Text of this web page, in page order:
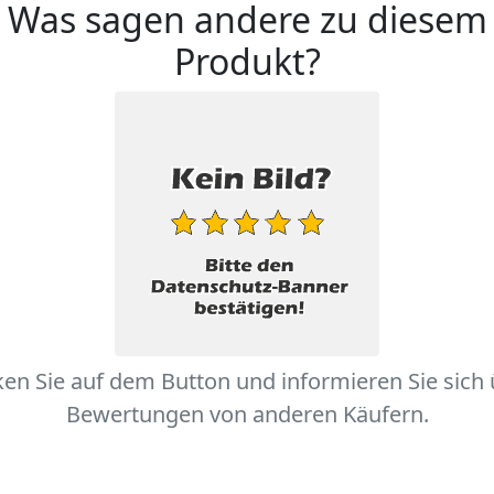
Was sagen andere zu diesem
Produkt?
Sie auf dem Button und informieren Sie sich
Bewertungen von anderen Käufern.